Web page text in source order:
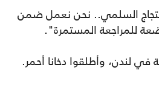
السلمي.. نحن نعمل ضمن
للمراجعة المستمرة".
لندن، وأطلقوا دخانا أحمر.